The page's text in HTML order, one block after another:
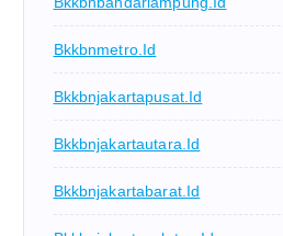
Bkkbnmetro.id
Bkkbnjakartapusat.id
Bkkbnjakartautara.id
Bkkbnjakartabarat.id